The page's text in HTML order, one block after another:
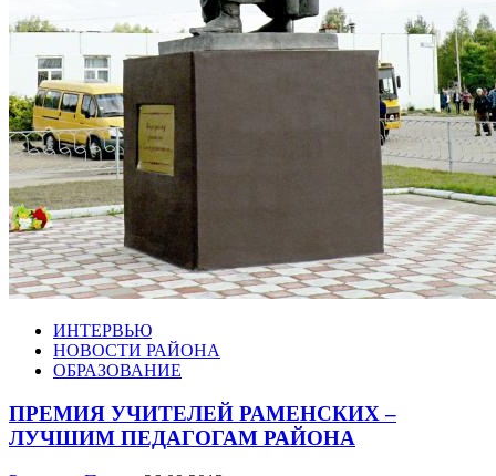
ИНТЕРВЬЮ
НОВОСТИ РАЙОНА
ОБРАЗОВАНИЕ
ПРЕМИЯ УЧИТЕЛЕЙ РАМЕНСКИХ –
ЛУЧШИМ ПЕДАГОГАМ РАЙОНА